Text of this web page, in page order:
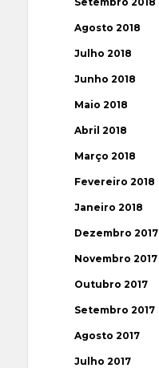
Agosto 2018
Julho 2018
Junho 2018
Maio 2018
Abril 2018
Março 2018
Fevereiro 2018
Janeiro 2018
Dezembro 2017
Novembro 2017
Outubro 2017
Setembro 2017
Agosto 2017
Julho 2017